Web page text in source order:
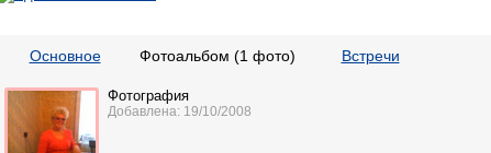
Основное Фотоальбом (1 фото) Встречи
Фотография
Добавлена: 19/10/2008